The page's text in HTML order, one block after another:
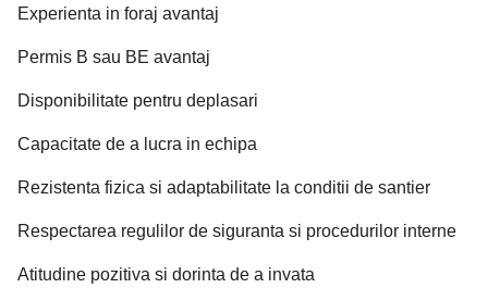
Experienta in foraj avantaj
Permis B sau BE avantaj
Disponibilitate pentru deplasari
Capacitate de a lucra in echipa
Rezistenta fizica si adaptabilitate la conditii de santier
Respectarea regulilor de siguranta si procedurilor interne
Atitudine pozitiva si dorinta de a invata